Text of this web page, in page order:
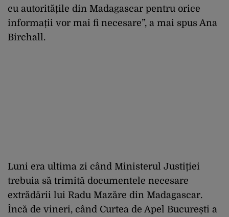
cu autoritățile din Madagascar pentru orice
informații vor mai fi necesare”, a mai spus Ana
Birchall.
Luni era ultima zi când Ministerul Justiției
trebuia să trimită documentele necesare
extrădării lui Radu Mazăre din Madagascar.
Încă de vineri, când Curtea de Apel București a